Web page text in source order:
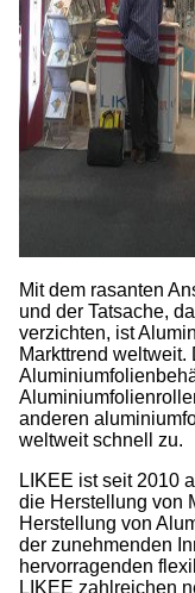
Mit dem rasanten
und der Tatsache,
verzichten, ist
Markttrend
anderen
weltweit schnell zu.
LIKEE ist seit 2010
die Herstellung von
Herstellung von
der zunehmenden
hervorragenden
LIKEE zahlreichen